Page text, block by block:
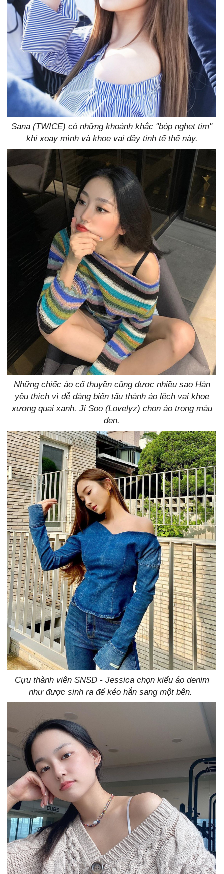
Sana (TWICE) có những khoảnh khắc "bóp nghẹt tim"
khi xoay mình và khoe vai đầy tinh tế thế này.
Những chiếc áo cổ thuyền cũng được nhiều sao Hàn
yêu thích vì dễ dàng biến tấu thành áo lệch vai khoe
xương quai xanh. Ji Soo (Lovelyz) chọn áo trong màu
đen.
Cựu thành viên SNSD - Jessica chọn kiểu áo denim
như được sinh ra để kéo hẳn sang một bên.